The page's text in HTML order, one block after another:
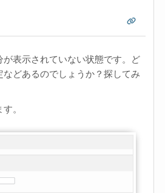
が表示されていない状態です。ど
などあるのでしょうか？探してみ
。